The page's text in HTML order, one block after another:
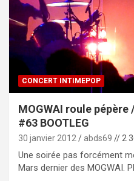
CONCERT INTIMEPOP
MOGWAI roule
#63 BOOTLEG
30 janvier 2012 abds69 // 2
Une soirée pas forcément
Mars dernier des MOGWAI.